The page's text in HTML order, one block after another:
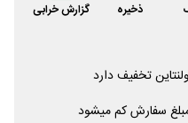
ذخیره گزارش خرابی
تخفیف دارد